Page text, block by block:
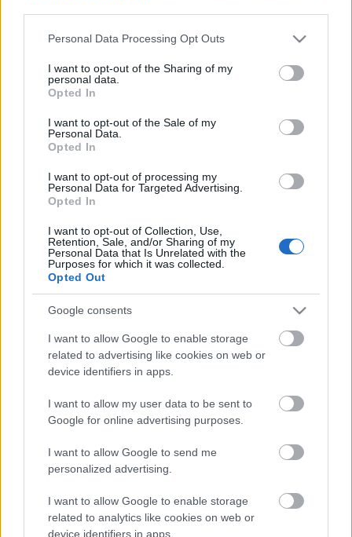
Please note that this website/app uses one or more Google
not limited to your visit or usage behaviour. You may click to
grant or deny consent to Google and its third-party tags to
use your data for below specified purposes in below Google
consent section.
Personal Data Processing Opt Outs
I want to opt-out of the Sharing of my
personal data.
Opted In
I want to opt-out of the Sale of my
Personal Data.
Opted In
I want to opt-out of processing my
Personal Data for Targeted Advertising.
Opted In
I want to opt-out of Collection, Use,
Retention, Sale, and/or Sharing of my
Personal Data that Is Unrelated with the
Purposes for which it was collected.
Opted Out
Google consents
I want to allow Google to enable storage
related to advertising like cookies on web or
device identifiers in apps.
I want to allow my user data to be sent to
Google for online advertising purposes.
I want to allow Google to send me
personalized advertising.
I want to allow Google to enable storage
related to analytics like cookies on web or
device identifiers in apps.
TOVÁBBKÉPZÉSEKKEL ERŐSÍT A GÁL FERENC
Országos hírek
A lakosságra is fontos szerep hárul a
szúnyoginvázió elkerülésében
Túlfogyasztás napja - július 30-ra
felhasználta az emberiség a Föld egész
évre elegendő erőforrásait
HIRDETÉS
Indul a diákok pénzügyi ismereteit
erősítő Pénz7 programsorozat